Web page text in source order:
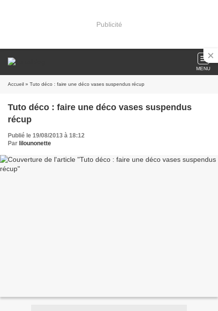
Publicité
MENU
Accueil » Tuto déco : faire une déco vases suspendus récup
Tuto déco : faire une déco vases suspendus
récup
Publié le 19/08/2013 à 18:12
Par lilounonette